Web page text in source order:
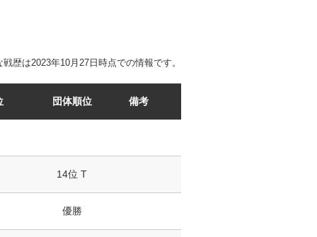
歴は2023年10月27日時点での情報です。
団体順位 備考
14位 T
優勝